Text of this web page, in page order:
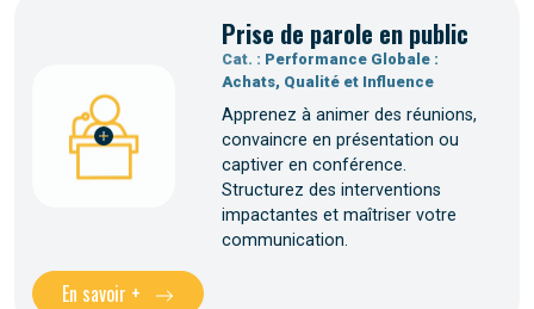
Prise de parole en public
Cat. : Performance Globale :
Achats, Qualité et Influence
Apprenez à animer des réunions,
convaincre en présentation ou
captiver en conférence.
Structurez des interventions
impactantes et maîtriser votre
communication.
En savoir +